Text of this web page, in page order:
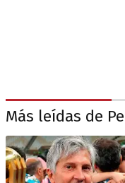
Más leídas de